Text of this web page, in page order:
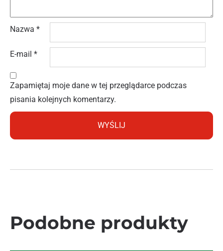
Nazwa *
E-mail *
Zapamiętaj moje dane w tej przeglądarce podczas
pisania kolejnych komentarzy.
Podobne produkty